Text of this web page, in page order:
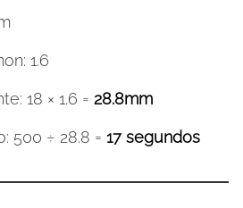
1.6
18 × 1.6 = 28.8mm
500 ÷ 28.8 = 17 segundos